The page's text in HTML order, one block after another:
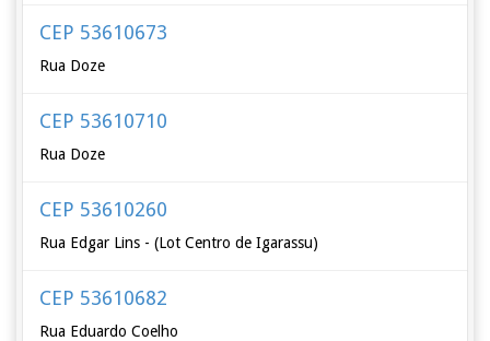
CEP 53610673
Rua Doze
CEP 53610710
Rua Doze
CEP 53610260
Rua Edgar Lins - (Lot Centro de Igarassu)
CEP 53610682
Rua Eduardo Coelho